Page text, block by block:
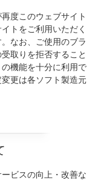
度このウェブサイト
トをご利用いただく
なお、ご使用のブラ
取りを拒否すること
機能を十分に利用で
更は各ソフト製造元
ビスの向上・改善な